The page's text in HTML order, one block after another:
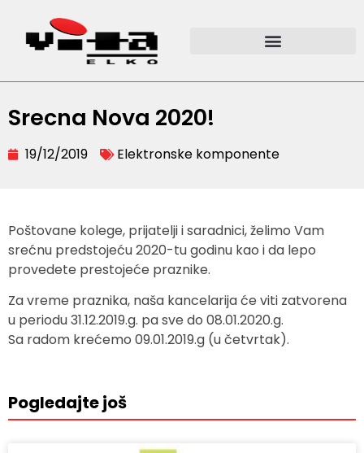
Srecna Nova 2020!
19/12/2019 Elektronske komponente
Poštovane kolege, prijatelji i saradnici, želimo Vam
srećnu predstojeću 2020-tu godinu kao i da lepo
provedete prestojeće praznike.
Za vreme praznika, naša kancelarija će viti zatvorena
u periodu 31.12.2019.g. pa sve do 08.01.2020.g.
Sa radom krećemo 09.01.2019.g (u četvrtak).
Pogledajte još